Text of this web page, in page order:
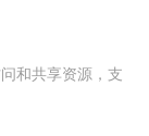
和共享资源，支